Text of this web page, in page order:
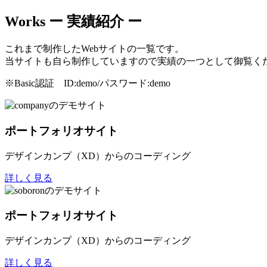
Works ー 実績紹介 ー
これまで制作したWebサイトの一覧です。
当サイトも自ら制作していますので実績の一つとして御覧く
※Basic認証 ID:demo/パスワード:demo
ポートフォリオサイト
デザインカンプ（XD）からのコーディング
詳しく見る
ポートフォリオサイト
デザインカンプ（XD）からのコーディング
詳しく見る